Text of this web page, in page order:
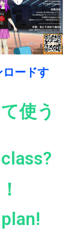
ードす
使う